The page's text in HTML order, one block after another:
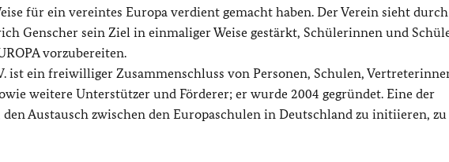
für ein vereintes Europa verdient gemacht haben. Der Verein sieht durch
Genscher sein Ziel in einmaliger Weise gestärkt, Schülerinnen und
vorzubereiten.
ist ein freiwilliger Zusammenschluss von Personen, Schulen,
weitere Unterstützer und Förderer; er wurde 2004 gegründet. Eine der
den Austausch zwischen den Europaschulen in Deutschland zu initiieren, zu